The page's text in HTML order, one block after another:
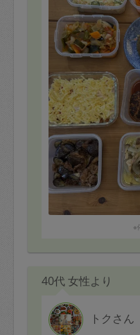
※
40代 女性より
トクさん